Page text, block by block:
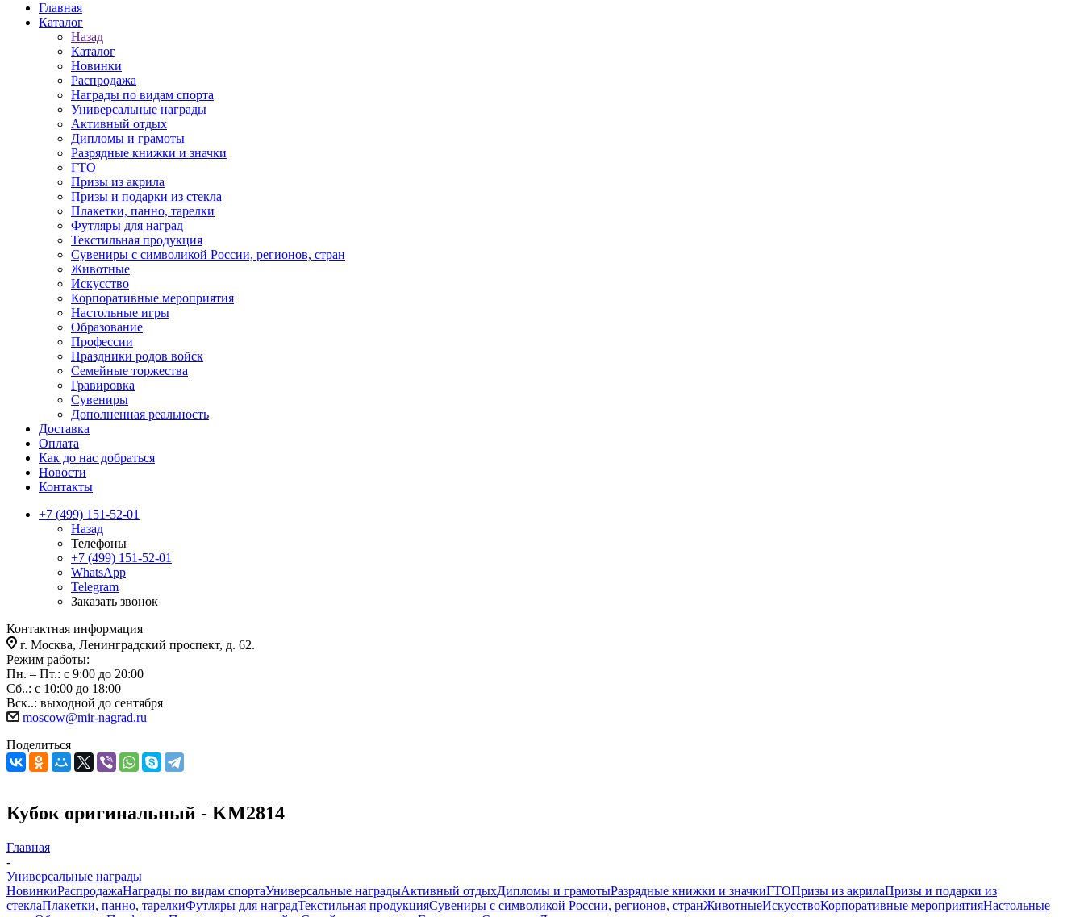
Главная
Каталог
Назад
Каталог
Новинки
Распродажа
Награды по видам спорта
Универсальные награды
Активный отдых
Дипломы и грамоты
Разрядные книжки и значки
ГТО
Призы из акрила
Призы и подарки из стекла
Плакетки, панно, тарелки
Футляры для наград
Текстильная продукция
Сувениры с символикой России, регионов, стран
Животные
Искусство
Корпоративные мероприятия
Настольные игры
Образование
Профессии
Праздники родов войск
Семейные торжества
Гравировка
Сувениры
Дополненная реальность
Доставка
Оплата
Как до нас добраться
Новости
Контакты
+7 (499) 151-52-01
Назад
Телефоны
+7 (499) 151-52-01
WhatsApp
Telegram
Заказать звонок
Контактная информация
г. Москва, Ленинградский проспект, д. 62.
Режим работы:
Пн. – Пт.: с 9:00 до 20:00
Сб..: с 10:00 до 18:00
Вск..: выходной до сентября
moscow@mir-nagrad.ru
Поделиться
Кубок оригинальный - KM2814
Главная
-
Универсальные награды
НовинкиРаспродажаНаграды по видам спортаУниверсальные наградыАктивный отдыхДипломы и грамотыРазрядные книжки и значкиГТОПризы из акрилаПризы и подарки из
стеклаПлакетки, панно, тарелкиФутляры для наградТекстильная продукцияСувениры с символикой России, регионов, странЖивотныеИскусствоКорпоративные мероприятияНастольные